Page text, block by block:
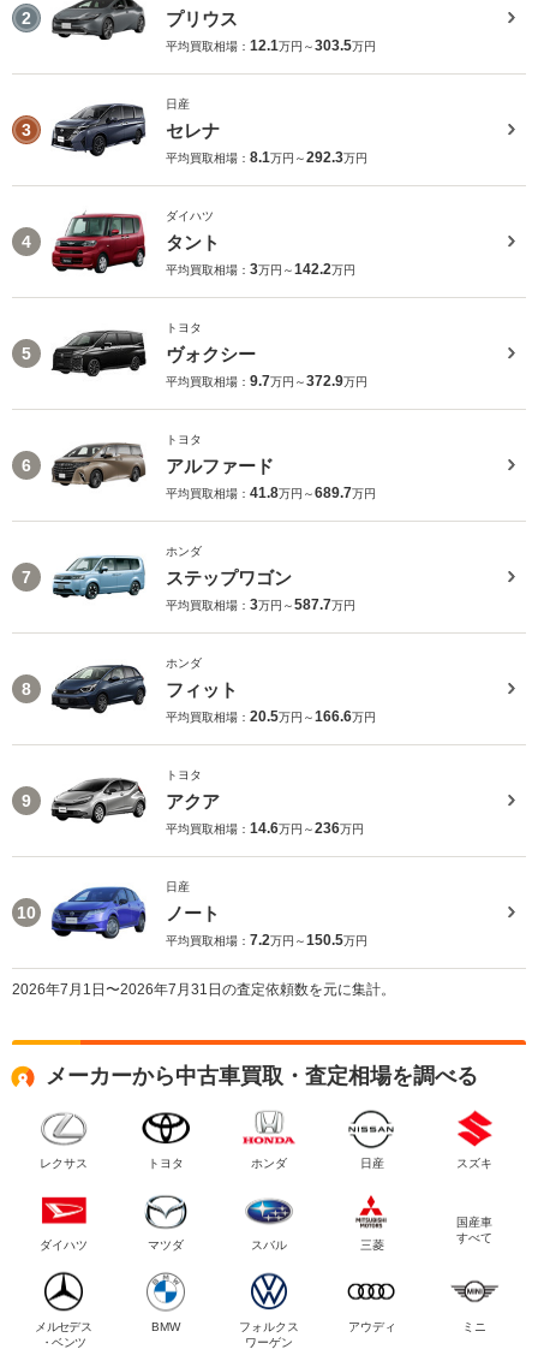
2 プリウス
平均買取相場： 12.1万円～303.5万円
3
日産
セレナ
平均買取相場： 8.1万円～292.3万円
4
ダイハツ
タント
平均買取相場： 3万円～142.2万円
5
トヨタ
ヴォクシー
平均買取相場： 9.7万円～372.9万円
6
トヨタ
アルファード
平均買取相場： 41.8万円～689.7万円
7
ホンダ
ステップワゴン
平均買取相場： 3万円～587.7万円
8
ホンダ
フィット
平均買取相場： 20.5万円～166.6万円
9
トヨタ
アクア
平均買取相場： 14.6万円～236万円
10
日産
ノート
平均買取相場： 7.2万円～150.5万円
2026年7月1日〜2026年7月31日の査定依頼数を元に集計。
メーカーから中古車買取・査定相場を調べる
レクサス トヨタ ホンダ 日産 スズキ
ダイハツ マツダ スバル 三菱
国産車
すべて
メルセデス
・ベンツ
BMW
フォルクス
ワーゲン
アウディ ミニ